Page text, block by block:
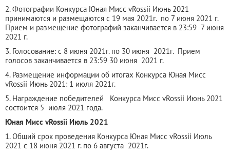
2. Фотографии Конкурса Юная Мисс vRossii Июнь 2021
принимаются и размещаются с 19 мая 2021г. по 7 июня 2021 г.
Прием и размещение фотографий заканчивается в 23:59 7 июня
2021 г.
3. Голосование: с 8 июня 2021г. по 30 июня 2021г. Прием
голосов заканчивается в 23:59 30 июня 2021 г.
4. Размещение информации об итогах Конкурса Юная Мисс
vRossii Июнь 2021: 1 июля 2021г.
5. Награждение победителей Конкурса Мисс vRossii Июнь 2021
состоится 5 июля 2021 года.
Юная Мисс vRossii Июль 2021
1. Общий срок проведения Конкурса Юная Мисс vRossii Июль
2021 с 18 июня 2021 г. по 6 августа 2021г.